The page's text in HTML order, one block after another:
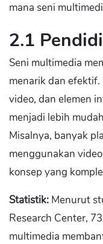
mana seni
2.1
Seni multimedia
menarik dan
video, dan elemen
menjadi lebih
Misalnya, banyak
menggunakan
konsep yang
Statistik: Menurut
Research Center,
multimedia